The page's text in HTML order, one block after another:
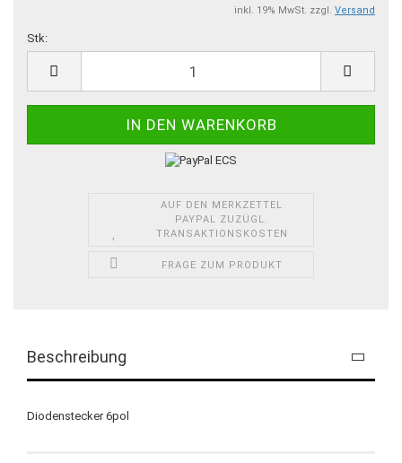
inkl. 19% MwSt. zzgl. Versand
Stk:
AUF DEN MERKZETTEL
PAYPAL ZUZÜGL.
TRANSAKTIONSKOSTEN
FRAGE ZUM PRODUKT
Beschreibung
Diodenstecker 6pol